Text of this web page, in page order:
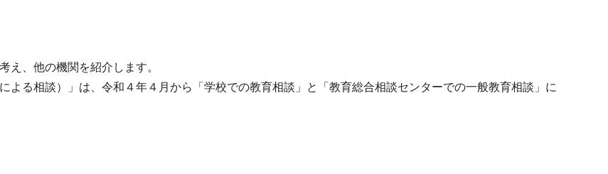
え、他の機関を紹介します。
る相談）」は、令和４年４月から「学校での教育相談」と「教育総合相談センターでの一般教育相談」に